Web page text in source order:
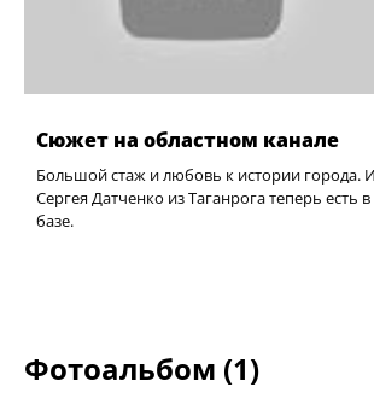
Сюжет на областном канале
Большой стаж и любовь к истории города.
Сергея Датченко из Таганрога теперь есть
базе.
Фотоальбом (1)